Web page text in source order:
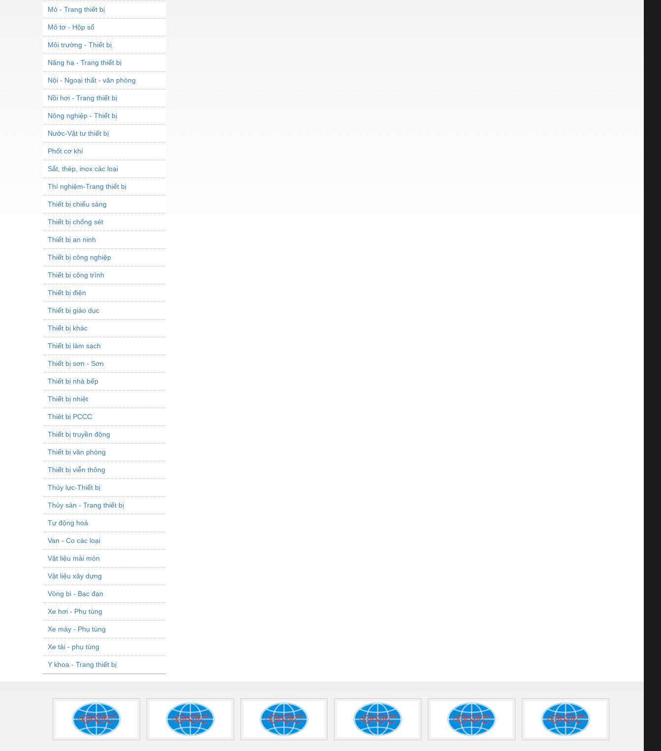
Mỏ - Trang thiết bị
Mô tơ - Hộp số
Môi trường - Thiết bị
Nâng hạ - Trang thiết bị
Nội - Ngoại thất - văn phòng
Nồi hơi - Trang thiết bị
Nông nghiệp - Thiết bị
Nước-Vật tư thiết bị
Phốt cơ khí
Sắt, thép, inox các loại
Thí nghiệm-Trang thiết bị
Thiết bị chiếu sáng
Thiết bị chống sét
Thiết bị an ninh
Thiết bị công nghiệp
Thiết bị công trình
Thiết bị điện
Thiết bị giáo dục
Thiết bị khác
Thiết bị làm sạch
Thiết bị sơn - Sơn
Thiết bị nhà bếp
Thiết bị nhiệt
Thiêt bị PCCC
Thiết bị truyền động
Thiết bị văn phòng
Thiết bị viễn thông
Thủy lực-Thiết bị
Thủy sản - Trang thiết bị
Tự động hoá
Van - Co các loại
Vật liệu mài mòn
Vật liệu xây dựng
Vòng bi - Bạc đạn
Xe hơi - Phụ tùng
Xe máy - Phụ tùng
Xe tải - phụ tùng
Y khoa - Trang thiết bị